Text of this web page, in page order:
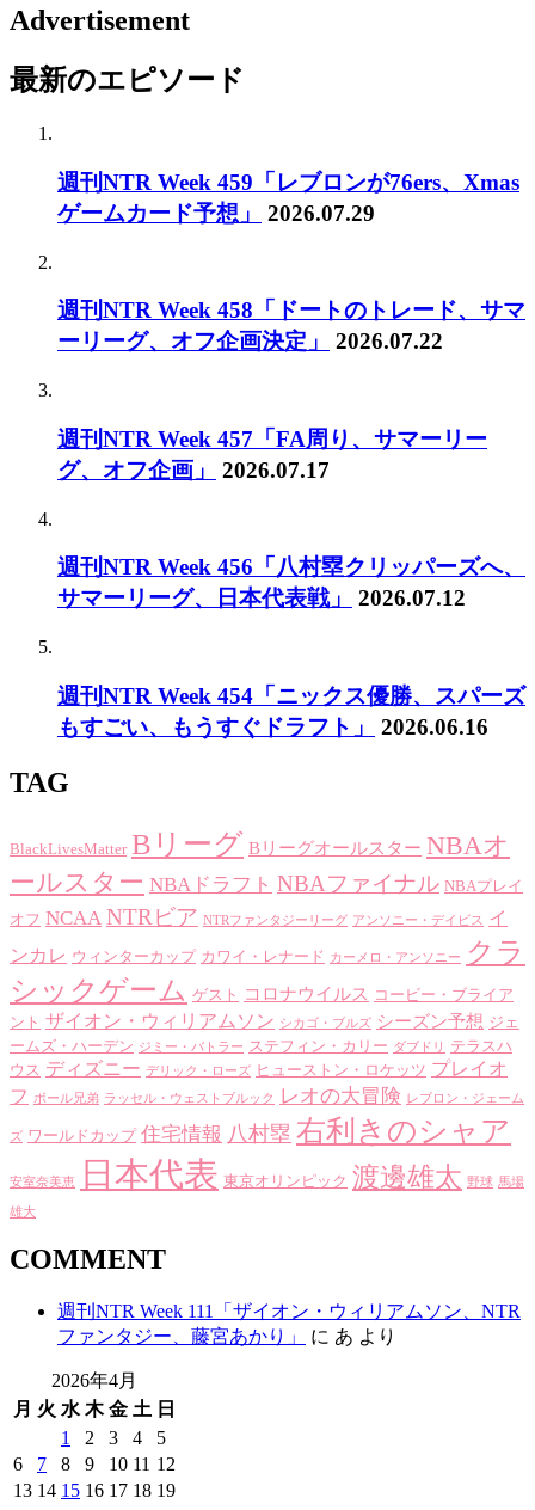
Advertisement
最新のエピソード
週刊NTR Week 459「レブロンが76ers、Xmas
ゲームカード予想」
2026.07.29
週刊NTR Week 458「ドートのトレード、サマ
ーリーグ、オフ企画決定」
2026.07.22
週刊NTR Week 457「FA周り、サマーリー
グ、オフ企画」
2026.07.17
週刊NTR Week 456「八村塁クリッパーズへ、
サマーリーグ、日本代表戦」
2026.07.12
週刊NTR Week 454「ニックス優勝、スパーズ
もすごい、もうすぐドラフト」
2026.06.16
TAG
BlackLivesMatter Bリーグ Bリーグオールスター NBAオ
ールスター NBAドラフト NBAファイナル NBAプレイ
オフ NCAA NTRビア NTRファンタジーリーグ アンソニー・デイビス
イ
ンカレ ウィンターカップ カワイ・レナード カーメロ・アンソニー
クラ
シックゲーム ゲスト コロナウイルス
コービー・ブライア
ント ザイオン・ウィリアムソン シカゴ・ブルズ シーズン予想 ジェ
ームズ・ハーデン ジミー・バトラー ステフィン・カリー ダブドリ
テラスハ
ウス ディズニー デリック・ローズ ヒューストン・ロケッツ プレイオ
フ
ボール兄弟 ラッセル・ウェストブルック レオの大冒険 レブロン・ジェーム
ズ ワールドカップ 住宅情報 八村塁 右利きのシャア
安室奈美恵 日本代表 東京オリンピック 渡邊雄太 野球 馬場
雄大
COMMENT
週刊NTR Week 111「ザイオン・ウィリアムソン、NTR
ファンタジー、藤宮あかり」
に あ より
2026年4月
月 火 水 木 金 土 日
1
2 3 4
5
6
7 8 9 10 11 12
13 14 15 16 17 18 19